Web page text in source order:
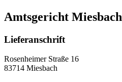
Amtsgericht Miesbach
Lieferanschrift
Rosenheimer Straße 16
83714 Miesbach